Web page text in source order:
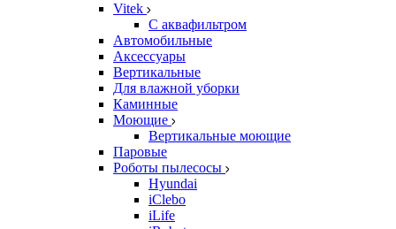
Vitek
С аквафильтром
Автомобильные
Аксессуары
Вертикальные
Для влажной уборки
Каминные
Моющие
Вертикальные моющие
Паровые
Роботы пылесосы
Hyundai
iClebo
iLife